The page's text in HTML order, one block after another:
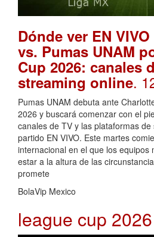
Dónde ver EN
vs. Pumas UNAM
Cup 2026: canales
streaming online.
Pumas UNAM debuta ante
2026 y buscará comenzar con el
canales de TV y las plataformas
partido EN VIVO. Este martes
internacional en el que los equipos
estar a la altura de las
promete
BolaVip Mexico
league cup 2026